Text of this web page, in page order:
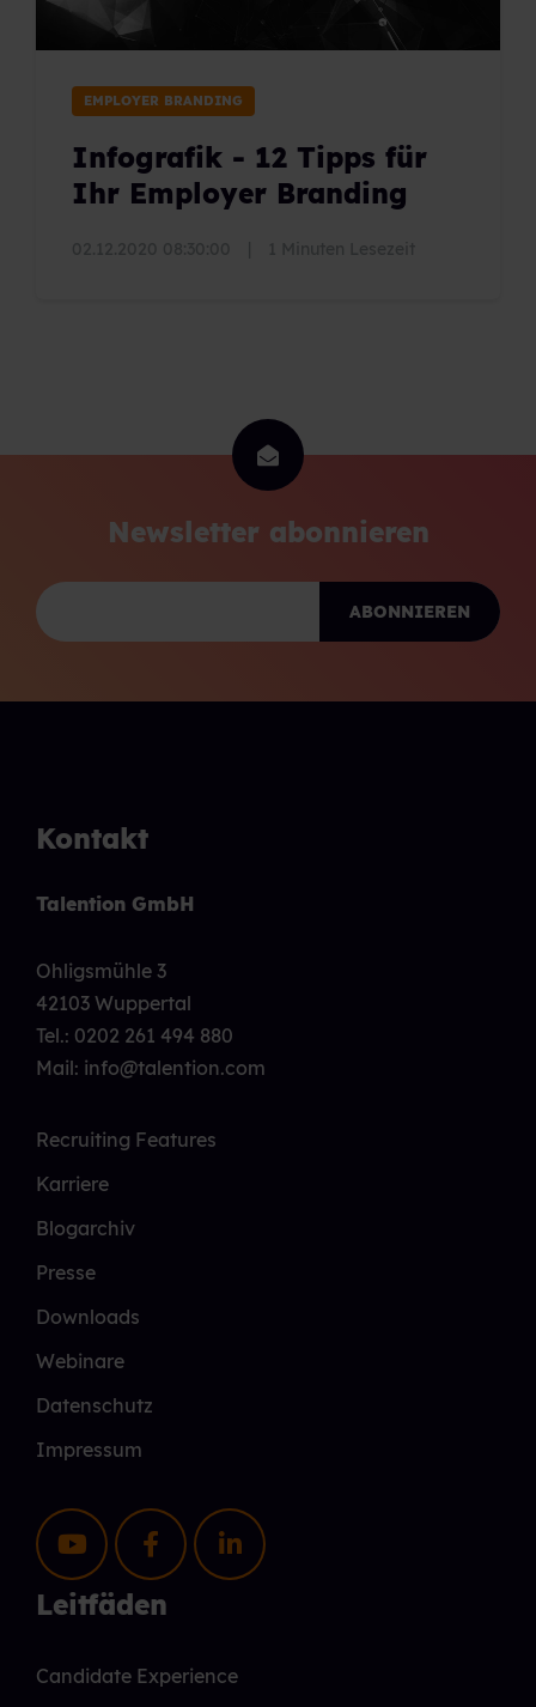
EMPLOYER BRANDING
Infografik - 12 Tipps für
Ihr Employer Branding
Newsletter abonnieren
Kontakt
Talention GmbH
Ohligsmühle 3
42103 Wuppertal
Tel.: 0202 261 494 880
Mail: info@talention.com
Recruiting Features
Karriere
Blogarchiv
Presse
Downloads
Webinare
Datenschutz
Impressum
Leitfäden
Candidate Experience